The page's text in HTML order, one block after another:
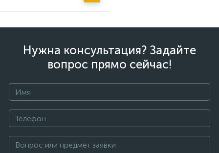
Нужна консультация? Задайте
вопрос прямо сейчас!